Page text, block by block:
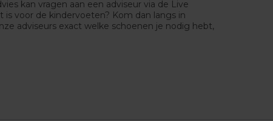
kan vragen aan een adviseur via de Live
voor de kindervoeten? Kom dan langs in
adviseurs exact welke schoenen je nodig hebt,